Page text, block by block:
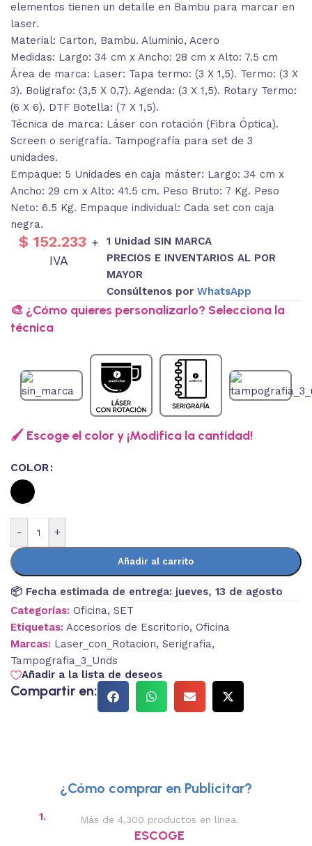
elementos tienen un detalle en Bambu para marcar en
laser.
Material: Carton, Bambu. Aluminio, Acero
Medidas: Largo: 34 cm x Ancho: 28 cm x Alto: 7.5 cm
Área de marca: Laser: Tapa termo: (3 X 1,5). Termo: (3 X
3). Boligrafo: (3,5 X 0,7). Agenda: (3 X 1,5). Rotary Termo:
(6 X 6). DTF Botella: (7 X 1,5).
Técnica de marca: Láser con rotación (Fibra Óptica).
Screen o serigrafía. Tampografía para set de 3
unidades.
Empaque: 5 Unidades en caja máster: Largo: 34 cm x
Ancho: 29 cm x Alto: 41.5 cm. Peso Bruto: 7 Kg. Peso
Neto: 6.5 Kg. Empaque individual: Cada set con caja
negra.
$ 152.233 +
IVA
1 Unidad SIN MARCA
PRECIOS E INVENTARIOS AL POR
MAYOR
Consúltenos porWhatsApp
🎨 ¿Cómo quieres personalizarlo? Selecciona la
técnica
🖌️ Escoge el color y ¡Modifica la cantidad!
COLOR
- +
Añadir al carrito
📦 Fecha estimada de entrega: jueves, 13 de agosto
Categorías: Oficina, SET
Etiquetas: Accesorios de Escritorio, Oficina
Marcas: Laser_con_Rotacion, Serigrafia,
Tampografia_3_Unds
Añadir a la lista de deseos
Compartir en:
¿Cómo comprar en Publicitar?
1. Más de 4,300 productos en línea.
ESCOGE